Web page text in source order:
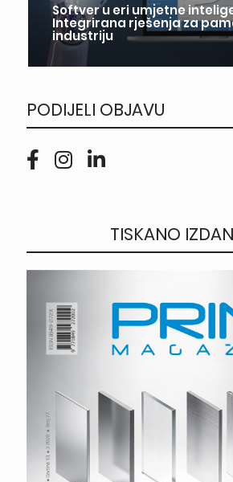
Softver u eri umjetne
Integrirana rješenja za
industriju
PODIJELI OBJAVU
TISKANO